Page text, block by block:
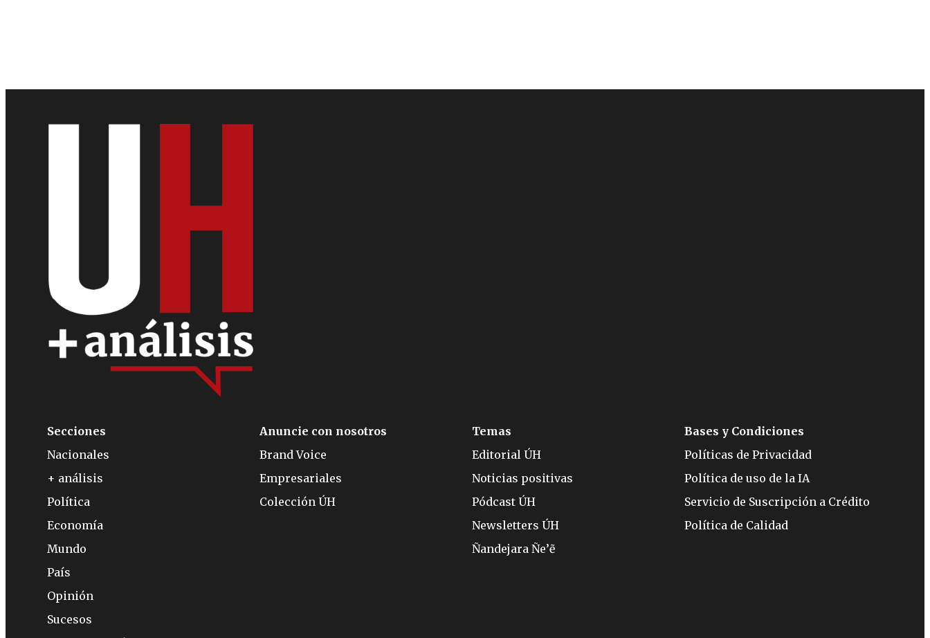
Secciones
Nacionales
+ análisis
Política
Economía
Mundo
País
Opinión
Sucesos
Anuncie con nosotros
Brand Voice
Empresariales
Colección ÚH
Temas
Editorial ÚH
Noticias positivas
Pódcast ÚH
Newsletters ÚH
Ñandejara Ñe’ẽ
Bases y Condiciones
Políticas de Privacidad
Política de uso de la IA
Servicio de Suscripción a Crédito
Política de Calidad